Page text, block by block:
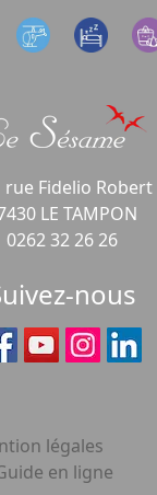
rue Fidelio Robert
LE TAMPON
0262 32 26 26
nous
légales
en ligne